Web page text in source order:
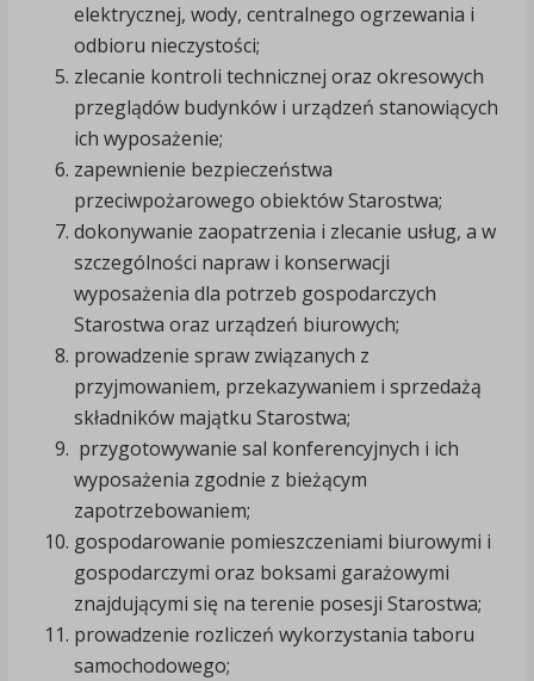
elektrycznej, wody, centralnego ogrzewania i
odbioru nieczystości;
zlecanie kontroli technicznej oraz okresowych
przeglądów budynków i urządzeń stanowiących
ich wyposażenie;
zapewnienie bezpieczeństwa
przeciwpożarowego obiektów Starostwa;
dokonywanie zaopatrzenia i zlecanie usług, a w
szczególności napraw i konserwacji
wyposażenia dla potrzeb gospodarczych
Starostwa oraz urządzeń biurowych;
prowadzenie spraw związanych z
przyjmowaniem, przekazywaniem i sprzedażą
składników majątku Starostwa;
przygotowywanie sal konferencyjnych i ich
wyposażenia zgodnie z bieżącym
zapotrzebowaniem;
gospodarowanie pomieszczeniami biurowymi i
gospodarczymi oraz boksami garażowymi
znajdującymi się na terenie posesji Starostwa;
prowadzenie rozliczeń wykorzystania taboru
samochodowego;